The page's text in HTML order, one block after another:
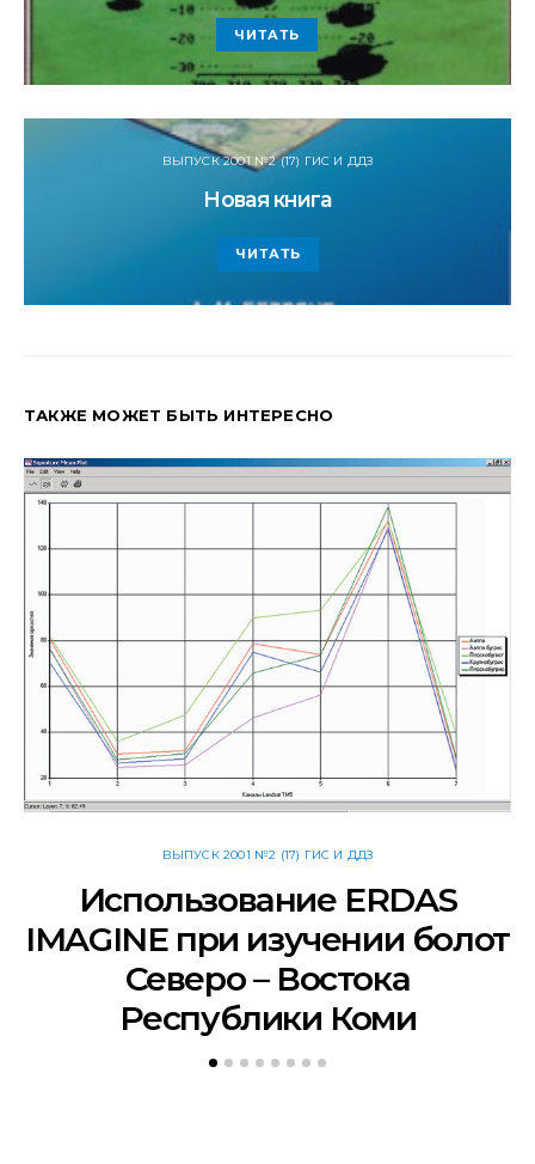
ЧИТАТЬ
ВЫПУСК 2001 №2 (17) ГИС И ДДЗ
Новая книга
ЧИТАТЬ
ТАКЖЕ МОЖЕТ БЫТЬ ИНТЕРЕСНО
ВЫПУСК 2001 №2 (17) ГИС И ДДЗ
Использование ERDAS
IMAGINE при изучении болот
Северо – Востока
Республики Коми